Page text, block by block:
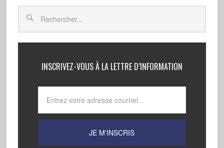
INSCRIVEZ-VOUS À LA LETTRE D’INFORMATION